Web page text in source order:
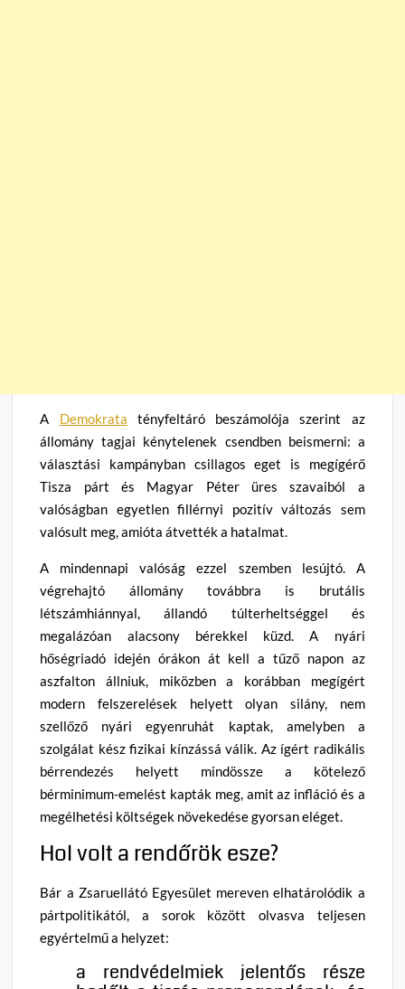
A Demokrata tényfeltáró beszámolója szerint az
állomány tagjai kénytelenek csendben beismerni: a
választási kampányban csillagos eget is megígérő
Tisza párt és Magyar Péter üres szavaiból a
valóságban egyetlen fillérnyi pozitív változás sem
valósult meg, amióta átvették a hatalmat.
A mindennapi valóság ezzel szemben lesújtó. A
végrehajtó állomány továbbra is brutális
létszámhiánnyal, állandó túlterheltséggel és
megalázóan alacsony bérekkel küzd. A nyári
hőségriadó idején órákon át kell a tűző napon az
aszfalton állniuk, miközben a korábban megígért
modern felszerelések helyett olyan silány, nem
szellőző nyári egyenruhát kaptak, amelyben a
szolgálat kész fizikai kínzássá válik. Az ígért radikális
bérrendezés helyett mindössze a kötelező
bérminimum-emelést kapták meg, amit az infláció és a
megélhetési költségek növekedése gyorsan eléget.
Hol volt a rendőrök esze?
Bár a Zsaruellátó Egyesület mereven elhatárolódik a
pártpolitikától, a sorok között olvasva teljesen
egyértelmű a helyzet:
a rendvédelmiek jelentős része